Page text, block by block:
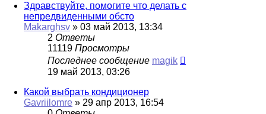
Здравствуйте, помогите что делать с
непредвиденными обсто
Makarghsv » 03 май 2013, 13:34
2 Ответы
11119 Просмотры
Последнее сообщение magik
19 май 2013, 03:26
Какой выбрать кондиционер
Gavriilomre » 29 апр 2013, 16:54